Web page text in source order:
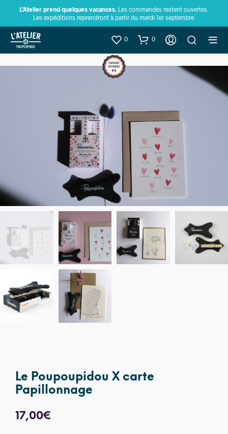
L’Atelier prend quelques vacances. Les commandes restent ouvertes.
Les expéditions reprendront à partir du mardi 1er septembre.
0 0
Le Poupoupidou X carte
Papillonnage
17,00€